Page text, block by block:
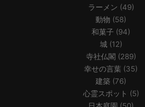
ラーメン (49)
動物 (58)
和菓子 (94)
城(12)
寺社仏閣 (289)
幸せの言葉 (35)
建築 (76)
心霊スポット (5)